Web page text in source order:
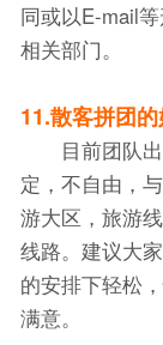
同或以E-mail
相关部门。
11.散客拼团
目前团队出
定，不自由，
游大区，旅游
线路。建议大
的安排下轻松
满意。